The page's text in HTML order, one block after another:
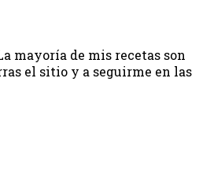
mayoría de mis recetas son
el sitio y a seguirme en las